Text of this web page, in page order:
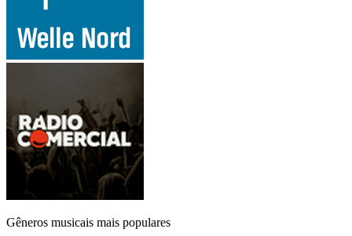
Gêneros musicais mais populares